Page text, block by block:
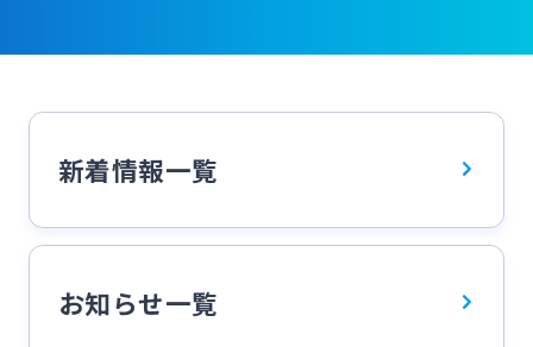
ログオン
みやぎんMikatanoシリーズ
新着情報一覧
お知らせ一覧